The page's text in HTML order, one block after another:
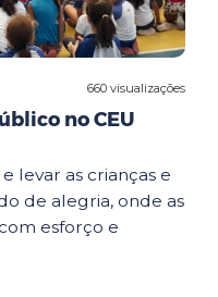
660 visualizações
no CEU
levar as crianças e
de alegria, onde as
esforço e